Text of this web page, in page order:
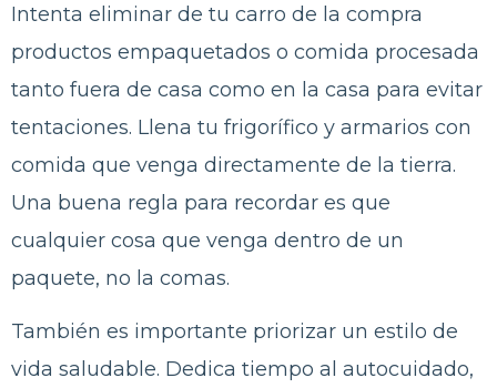
Intenta eliminar de tu carro de la compra
productos empaquetados o comida procesada
tanto fuera de casa como en la casa para evitar
tentaciones. Llena tu frigorífico y armarios con
comida que venga directamente de la tierra.
Una buena regla para recordar es que
cualquier cosa que venga dentro de un
paquete, no la comas.
También es importante priorizar un estilo de
vida saludable. Dedica tiempo al autocuidado,